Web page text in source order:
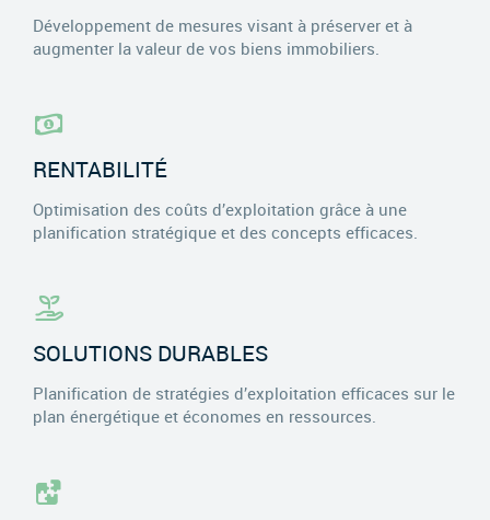
Développement de mesures visant à préserver et à
augmenter la valeur de vos biens immobiliers.
RENTABILITÉ
Optimisation des coûts d’exploitation grâce à une
planification stratégique et des concepts efficaces.
SOLUTIONS DURABLES
Planification de stratégies d’exploitation efficaces sur le
plan énergétique et économes en ressources.